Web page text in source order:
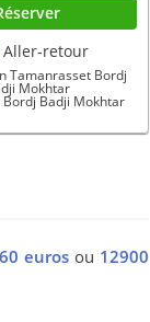
Aller-retour
Tamanrasset Bordj
Mokhtar
Badji Mokhtar
60 euros ou 12900